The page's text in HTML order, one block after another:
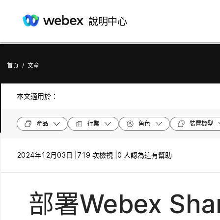
說明中心
首頁 / 文章
本文適用於：
產品 行業 角色 裝置機型
2024年12月03日 | 719 次檢視 | 0 人認為這有幫助
部署Webex